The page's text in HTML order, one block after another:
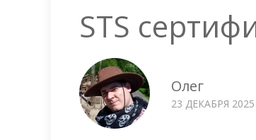
STS
Олег
23 ДЕКАБРЯ 2025